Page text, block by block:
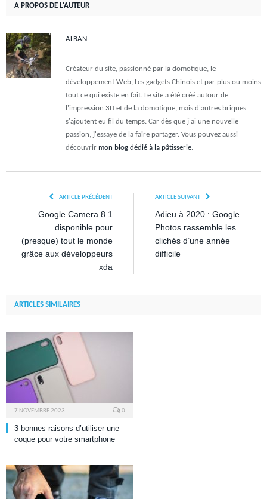
A PROPOS DE L'AUTEUR
ALBAN
Créateur du site, passionné par la domotique, le
développement Web, Les gadgets Chinois et par plus ou moins
tout ce qui existe en fait. Le site a été créé autour de
l'impression 3D et de la domotique, mais d'autres briques
s'ajoutent eu fil du temps. Car dès que j'ai une nouvelle
passion, j'essaye de la faire partager. Vous pouvez aussi
découvrir mon blog dédié à la pâtisserie
ARTICLE PRÉCÉDENT
Google Camera 8.1
disponible pour
(presque) tout le monde
grâce aux développeurs
xda
ARTICLE SUIVANT
Adieu à 2020 : Google
Photos rassemble les
clichés d’une année
difficile
ARTICLES SIMILAIRES
7 NOVEMBRE 2023 0
3 bonnes raisons d’utiliser une
coque pour votre smartphone